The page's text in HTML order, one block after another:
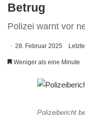
Betrug
Polizei warnt vor
28. Februar 2025
Weniger als eine Minute
Polizeibericht